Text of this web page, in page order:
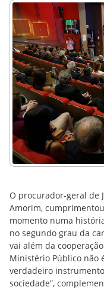
O procurador-geral de
Amorim,
momento numa
no segundo grau da
vai além da
Ministério Público não
verdadeiro
sociedade”,